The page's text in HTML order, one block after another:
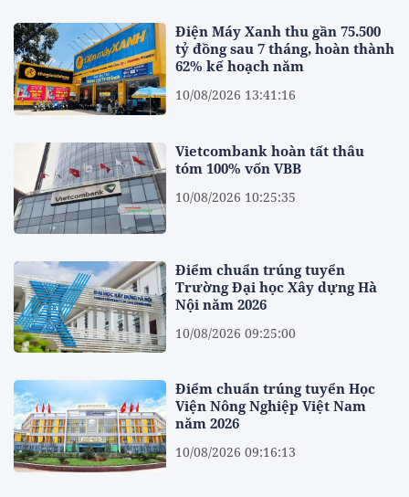
Điện Máy Xanh thu gần 75.500
tỷ đồng sau 7 tháng, hoàn thành
62% kế hoạch năm
10/08/2026 13:41:16
Vietcombank hoàn tất thâu
tóm 100% vốn VBB
10/08/2026 10:25:35
Điểm chuẩn trúng tuyển
Trường Đại học Xây dựng Hà
Nội năm 2026
10/08/2026 09:25:00
Điểm chuẩn trúng tuyển Học
Viện Nông Nghiệp Việt Nam
năm 2026
10/08/2026 09:16:13